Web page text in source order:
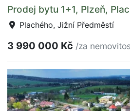
Prodej bytu 1+1, Plzeň,
Plachého, Jižní Předměstí
3 990 000 Kč /za